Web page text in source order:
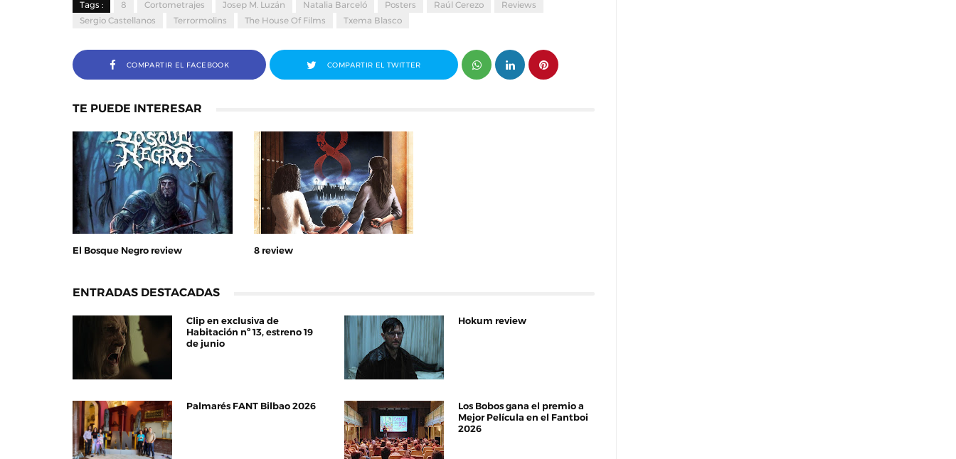
Tags : 8 Cortometrajes Josep M. Luzán Natalia Barceló Posters Raúl Cerezo
Reviews
Sergio Castellanos
Terrormolins The House Of Films Txema Blasco
COMPARTIR EL FACEBOOK COMPARTIR EL TWITTER
TE PUEDE INTERESAR
El Bosque Negro review 8 review
ENTRADAS DESTACADAS
Clip en exclusiva de
Habitación nº 13, estreno 19
de junio
Hokum review
Palmarés FANT Bilbao 2026
Los Bobos gana el premio a
Mejor Película en el Fantboi
2026